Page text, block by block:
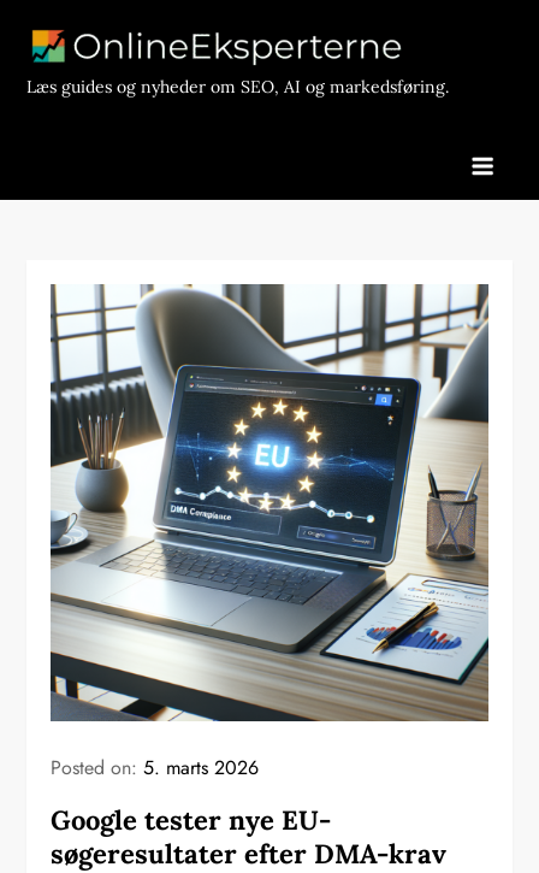
contentLæs guides og nyheder om SEO, AI og markedsføring.
Posted on:5. marts 2026
Google tester nye EU-
søgeresultater efter DMA-krav